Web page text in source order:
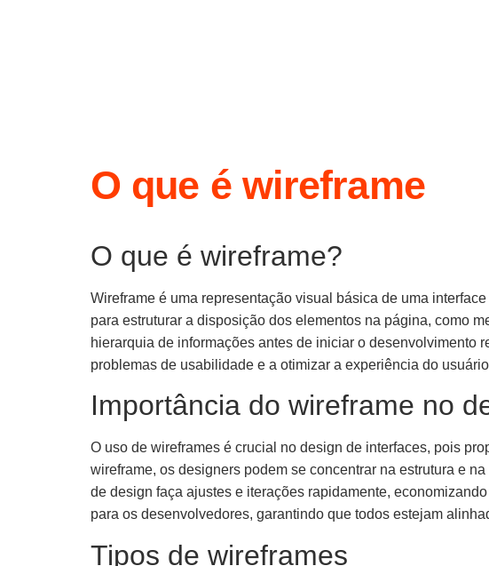
O que é wireframe
O que é wireframe?
Wireframe é uma representação visual básica de uma
para estruturar a disposição dos elementos na página, como
hierarquia de informações antes de iniciar o desenvolvimento
problemas de usabilidade e a otimizar a experiência do
Importância do wireframe no
O uso de wireframes é crucial no design de interfaces, pois
wireframe, os designers podem se concentrar na estrutura e
de design faça ajustes e iterações rapidamente,
para os desenvolvedores, garantindo que todos estejam
Tipos de wireframes